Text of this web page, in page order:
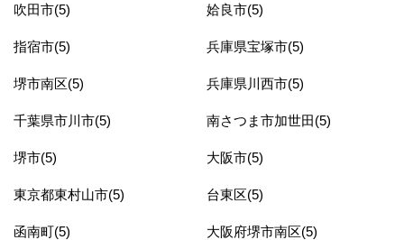
吹田市(5) 姶良市(5)
指宿市(5) 兵庫県宝塚市(5)
堺市南区(5) 兵庫県川西市(5)
千葉県市川市(5) 南さつま市加世田(5)
堺市(5) 大阪市(5)
東京都東村山市(5) 台東区(5)
函南町(5) 大阪府堺市南区(5)